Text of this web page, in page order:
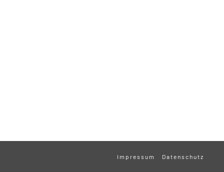
Impressum Datenschutz